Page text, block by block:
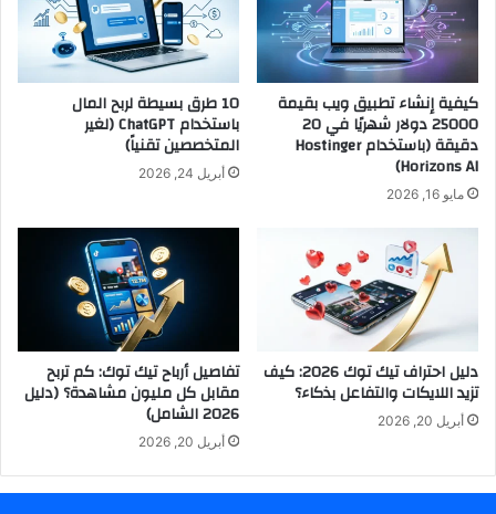
كيفية إنشاء تطبيق ويب بقيمة
25000 دولار شهريًا في 20
دقيقة (باستخدام Hostinger
Horizons AI)
مايو 16, 2026
10 طرق بسيطة لربح المال
باستخدام ChatGPT (لغير
المتخصصين تقنياً)
أبريل 24, 2026
دليل احتراف تيك توك 2026: كيف
تزيد اللايكات والتفاعل بذكاء؟
أبريل 20, 2026
تفاصيل أرباح تيك توك: كم تربح
مقابل كل مليون مشاهدة؟ (دليل
2026 الشامل)
أبريل 20, 2026